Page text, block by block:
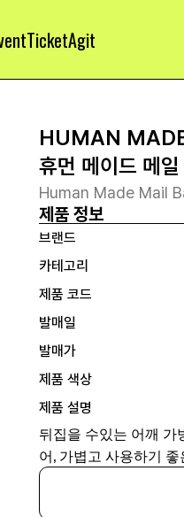
TicketAgit
HUMAN
휴먼 메이드 메
Human Made Mail
제품 정보
브랜드
카테고리
제품 코드
발매일
발매가
제품 색상
제품 설명
뒤집을 수있는 어깨 가
어, 가볍고 사용하기